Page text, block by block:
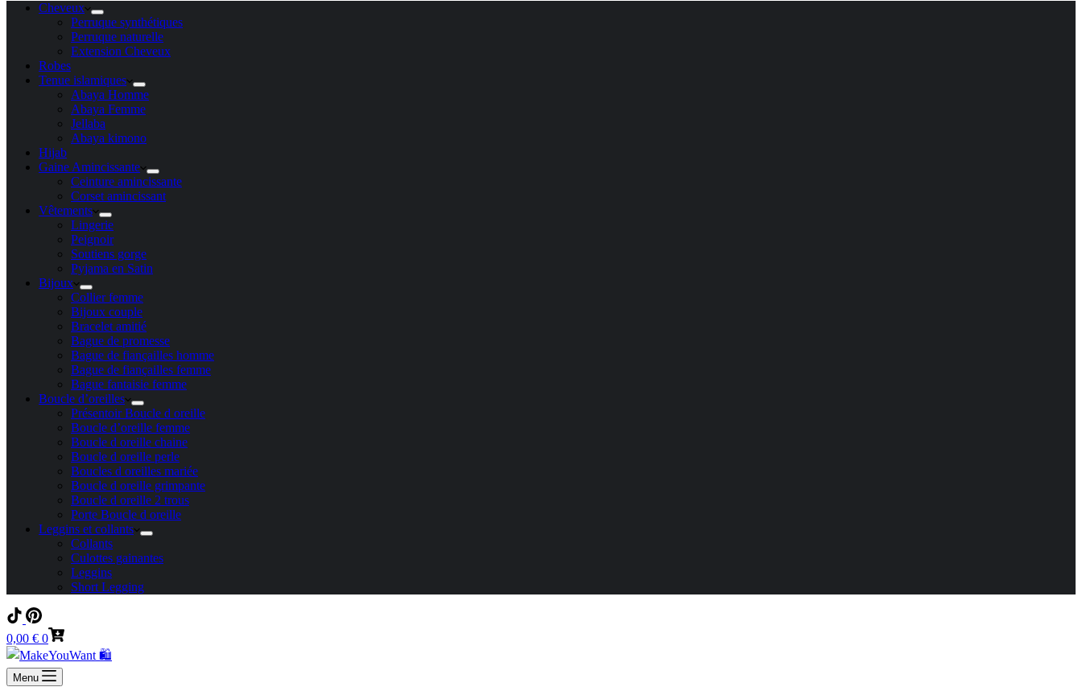
Cheveux
Perruque synthétiques
Perruque naturelle
Extension Cheveux
Robes
Tenue islamiques
Abaya Homme
Abaya Femme
Jellaba
Abaya kimono
Hijab
Gaine Amincissante
Ceinture amincissante
Corset amincissant
Vêtements
Lingerie
Peignoir
Soutiens gorge
Pyjama en Satin
Bijoux
Collier femme
Bijoux couple
Bracelet amitié
Bague de promesse
Bague de fiançailles homme
Bague de fiançailles femme
Bague fantaisie femme
Boucle d’oreilles
Présentoir Boucle d oreille
Boucle d’oreille femme
Boucle d oreille chaine
Boucle d oreille perle
Boucles d oreilles mariée
Boucle d oreille grimpante
Boucle d oreille 2 trous
Porte Boucle d oreille
Leggins et collants
Collants
Culottes gainantes
Leggins
Short Legging
Panier
d’achat
0,00 € 0
Menu